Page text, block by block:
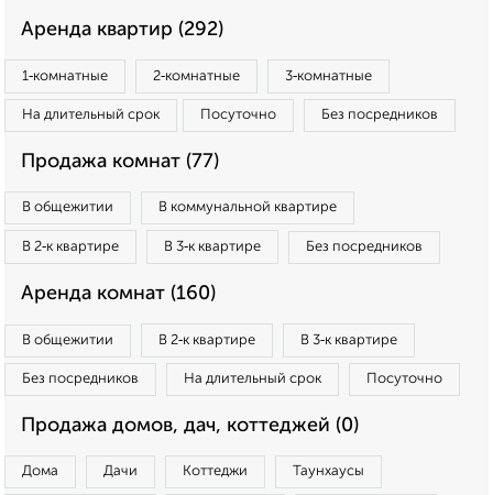
Аренда квартир (292)
1‑комнатные 2‑комнатные 3‑комнатные
На длительный срок Посуточно Без посредников
Продажа комнат (77)
В общежитии В коммунальной квартире
В 2‑к квартире В 3‑к квартире Без посредников
Аренда комнат (160)
В общежитии В 2‑к квартире В 3‑к квартире
Без посредников На длительный срок Посуточно
Продажа домов, дач, коттеджей (0)
Дома Дачи Коттеджи Таунхаусы